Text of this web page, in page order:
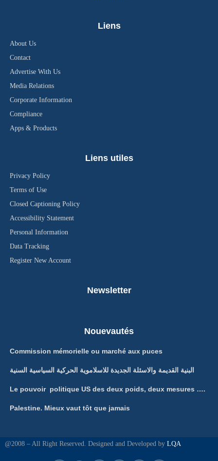
Liens
About Us
Contact
Advertise With Us
Media Relations
Corporate Information
Compliance
Apps & Products
Liens utiles
Privacy Policy
Terms of Use
Closed Captioning Policy
Accessibility Statement
Personal Information
Data Tracking
Register New Account
Newsletter
Nouevautés
Commission mémorielle ou marché aux puces
البنية القديمة والاسئلة الجديدة للاسلاموية الحركية السياسية السنية
Le pouvoir politique US des deux poids, deux mesures ….
Palestine. Mieux vaut tôt que jamais
@2008 – All Right Reserved. Designed and Developed by LQA